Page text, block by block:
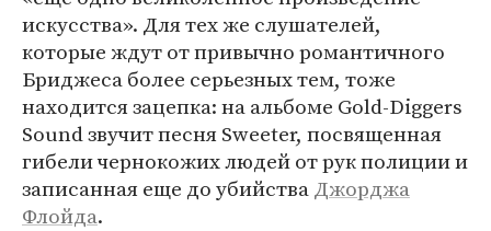
искусства». Для тех же слушателей,
которые ждут от привычно романтичного
Бриджеса более серьезных тем, тоже
находится зацепка: на альбоме Gold-Diggers
Sound звучит песня Sweeter, посвященная
гибели чернокожих людей от рук полиции и
записанная еще до убийстваДжорджа
Флойда.